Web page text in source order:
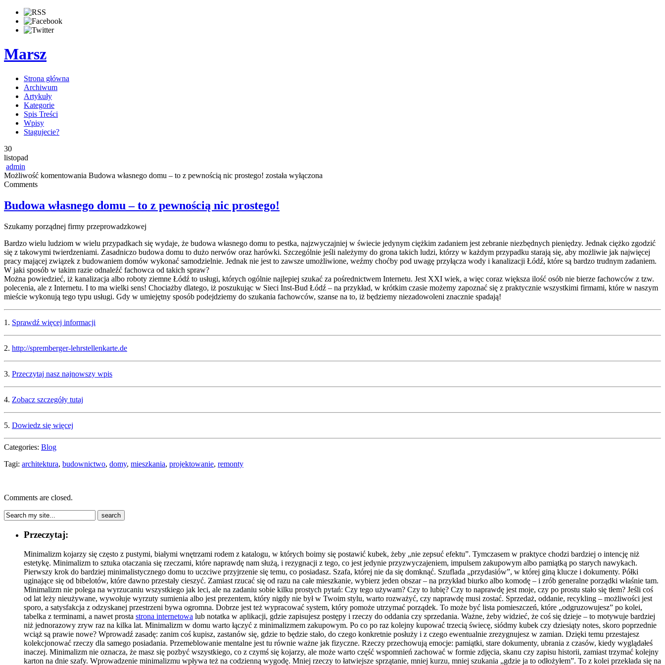
Marsz
Strona główna
Archiwum
Artykuły
Kategorie
Spis Treści
Wpisy
Stagujecie?
30
listopad
admin
Możliwość komentowania Budowa własnego domu – to z pewnością nic prostego! została wyłączona
Comments
Budowa własnego domu – to z pewnością nic prostego!
Szukamy porządnej firmy przeprowadzkowej
Bardzo wielu ludziom w wielu przypadkach się wydaje, że budowa własnego domu to pestka, najzwyczajniej w świecie jedynym ciężkim zadaniem jest zebranie niezbędnych pieniędzy. Jednak ciężko zgodzić
się z takowymi twierdzeniami. Zasadniczo budowa domu to dużo nerwów oraz harówki. Szczególnie jeśli należymy do grona takich ludzi, którzy w każdym przypadku starają się, aby możliwie jak najwięcej
pracy mającej związek z budowaniem domów wykonać samodzielnie. Jednak nie jest to zawsze umożliwione, weźmy choćby pod uwagę przyłącza wody i kanalizacji Łódź, które są bardzo trudnym zadaniem.
W jaki sposób w takim razie odnaleźć fachowca od takich spraw?
Można powiedzieć, iż kanalizacja albo roboty ziemne Łódź to usługi, których ogólnie najlepiej szukać za pośrednictwem Internetu. Jest XXI wiek, a więc coraz większa ilość osób nie bierze fachowców z tzw.
polecenia, ale z Internetu. I to ma wielki sens! Chociażby dlatego, iż poszukując w Sieci Inst-Bud Łódź – na przykład, w krótkim czasie możemy zapoznać się z praktycznie wszystkimi firmami, które w naszym
mieście wykonują tego typu usługi. Gdy w umiejętny sposób podejdziemy do szukania fachowców, szanse na to, iż będziemy niezadowoleni znacznie spadają!
1. Sprawdź więcej informacji
2. http://spremberger-lehrstellenkarte.de
3. Przeczytaj nasz najnowszy wpis
4. Zobacz szczegóły tutaj
5. Dowiedz się więcej
Categories: Blog
Tagi: architektura, budownictwo, domy, mieszkania, projektowanie, remonty
Comments are closed.
Przeczytaj:
Minimalizm kojarzy się często z pustymi, białymi wnętrzami rodem z katalogu, w których boimy się postawić kubek, żeby „nie zepsuć efektu”. Tymczasem w praktyce chodzi bardziej o intencję niż
estetykę. Minimalizm to sztuka otaczania się rzeczami, które naprawdę nam służą, i rezygnacji z tego, co jest jedynie przyzwyczajeniem, impulsem zakupowym albo pamiątką po starych nawykach.
Pierwszy krok do bardziej minimalistycznego domu to uczciwe przyjrzenie się temu, co posiadasz. Szafa, której nie da się domknąć. Szuflada „przydasiów”, w której giną klucze i dokumenty. Półki
uginające się od bibelotów, które dawno przestały cieszyć. Zamiast rzucać się od razu na całe mieszkanie, wybierz jeden obszar – na przykład biurko albo komodę – i zrób generalne porządki właśnie tam.
Minimalizm nie polega na wyrzucaniu wszystkiego jak leci, ale na zadaniu sobie kilku prostych pytań: Czy tego używam? Czy to lubię? Czy to naprawdę jest moje, czy po prostu stało się tłem? Jeśli coś
od lat leży nieużywane, wywołuje wyrzuty sumienia albo jest prezentem, który nigdy nie był w Twoim stylu, warto rozważyć, czy naprawdę musi zostać. Sprzedaż, oddanie, recykling – możliwości jest
sporo, a satysfakcja z odzyskanej przestrzeni bywa ogromna. Dobrze jest też wypracować system, który pomoże utrzymać porządek. To może być lista pomieszczeń, które „odgruzowujesz” po kolei,
tabelka z terminami, a nawet prosta strona internetowa lub notatka w aplikacji, gdzie zapisujesz postępy i rzeczy do oddania czy sprzedania. Ważne, żeby widzieć, że coś się dzieje – to motywuje bardziej
niż jednorazowy zryw raz na kilka lat. Minimalizm w domu warto łączyć z minimalizmem zakupowym. Po co po raz kolejny kupować trzecią świecę, siódmy kubek czy dziesiąty notes, skoro poprzednie
wciąż są prawie nowe? Wprowadź zasadę: zanim coś kupisz, zastanów się, gdzie to będzie stało, do czego konkretnie posłuży i z czego ewentualnie zrezygnujesz w zamian. Dzięki temu przestajesz
kolekcjonować rzeczy dla samego posiadania. Przemeblowanie mentalne jest tu równie ważne jak fizyczne. Rzeczy przechowują emocje: pamiątki, stare dokumenty, ubrania z czasów, kiedy wyglądałeś
inaczej. Minimalizm nie oznacza, że masz się pozbyć wszystkiego, co z czymś się kojarzy, ale może warto część wspomnień zachować w formie zdjęcia, skanu czy zapisu historii, zamiast trzymać kolejny
karton na dnie szafy. Wprowadzenie minimalizmu wpływa też na codzienną wygodę. Mniej rzeczy to łatwiejsze sprzątanie, mniej kurzu, mniej szukania „gdzie ja to odłożyłem”. To z kolei przekłada się na